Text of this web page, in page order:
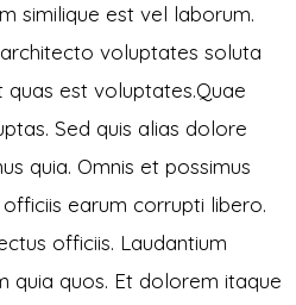
similique est vel laborum.
voluptates soluta
quas est voluptates.Quae
Sed quis alias dolore
quia. Omnis et possimus
earum corrupti libero.
officiis. Laudantium
quia quos. Et dolorem itaque